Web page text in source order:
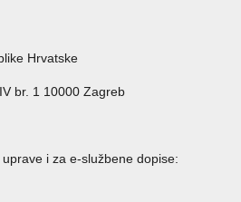
Hrvatske
br. 1 10000 Zagreb
i za e-službene dopise: